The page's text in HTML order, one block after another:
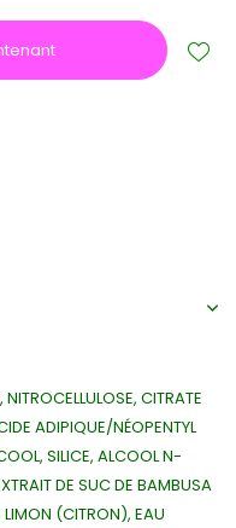
NITROCELLULOSE, CITRATE
ADIPIQUE/NÉOPENTYL
SILICE, ALCOOL N-
DE SUC DE BAMBUSA
LIMON (CITRON), EAU